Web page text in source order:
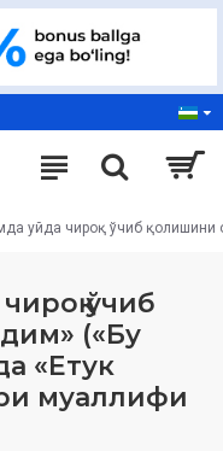
уйда чироқ ўчиб қолишини
ўчиб
(«Бу
«Етук
муаллифи